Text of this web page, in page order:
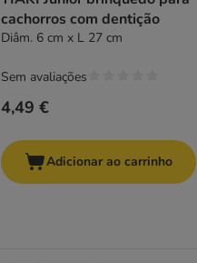
cachorros com dentição
Diâm. 6 cm x L 27 cm
4,49 €
Sem avaliações
Adicionar ao carrinho